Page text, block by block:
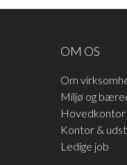
OM OS
Om
Miljø og
Hovedkontor
Kontor &
Ledige job